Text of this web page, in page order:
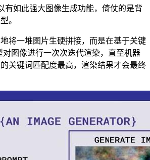
有如此强大图像生成功能，倚仗的是背
。
将一堆图片生硬拼接，而是在基于关键
图像进行一次次迭代渲染，直至机器
关键词匹配度最高，渲染结果才会最终